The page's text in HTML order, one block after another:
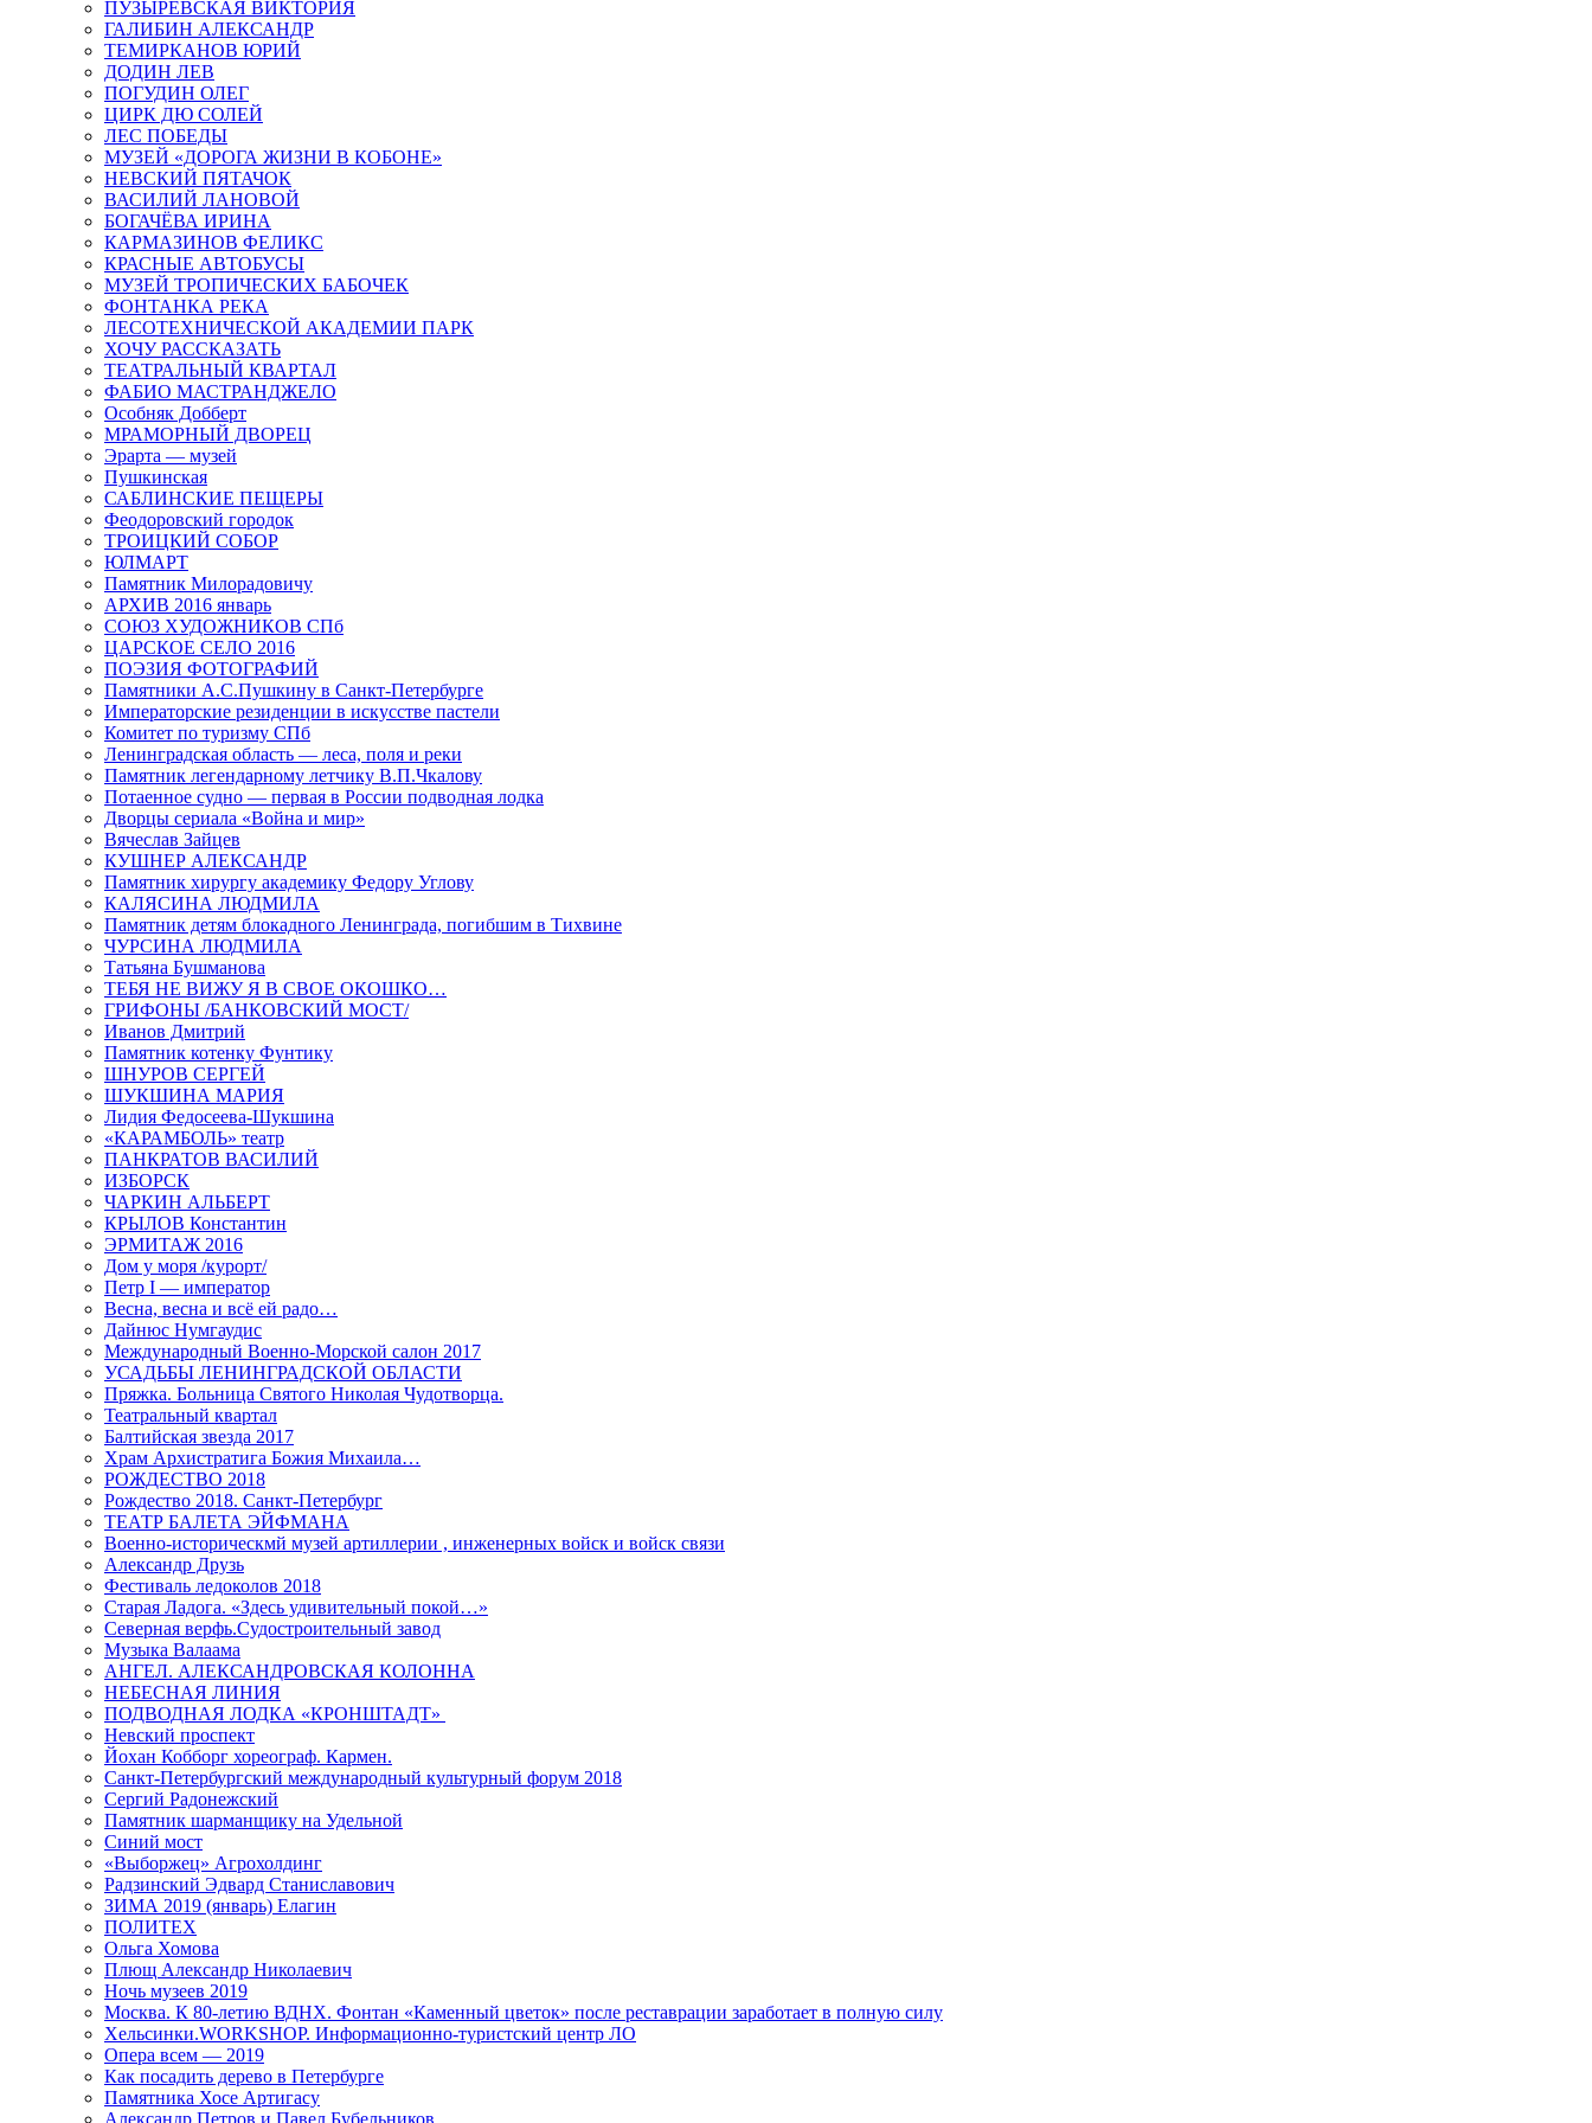
ПУЗЫРЕВСКАЯ ВИКТОРИЯ
ГАЛИБИН АЛЕКСАНДР
ТЕМИРКАНОВ ЮРИЙ
ДОДИН ЛЕВ
ПОГУДИН ОЛЕГ
ЦИРК ДЮ СОЛЕЙ
ЛЕС ПОБЕДЫ
МУЗЕЙ «ДОРОГА ЖИЗНИ В КОБОНЕ»
НЕВСКИЙ ПЯТАЧОК
ВАСИЛИЙ ЛАНОВОЙ
БОГАЧЁВА ИРИНА
КАРМАЗИНОВ ФЕЛИКС
КРАСНЫЕ АВТОБУСЫ
МУЗЕЙ ТРОПИЧЕСКИХ БАБОЧЕК
ФОНТАНКА РЕКА
ЛЕСОТЕХНИЧЕСКОЙ АКАДЕМИИ ПАРК
ХОЧУ РАССКАЗАТЬ
ТЕАТРАЛЬНЫЙ КВАРТАЛ
ФАБИО МАСТРАНДЖЕЛО
Особняк Добберт
МРАМОРНЫЙ ДВОРЕЦ
Эрарта — музей
Пушкинская
САБЛИНСКИЕ ПЕЩЕРЫ
Феодоровский городок
ТРОИЦКИЙ СОБОР
ЮЛМАРТ
Памятник Милорадовичу
АРХИВ 2016 январь
СОЮЗ ХУДОЖНИКОВ СПб
ЦАРСКОЕ СЕЛО 2016
ПОЭЗИЯ ФОТОГРАФИЙ
Памятники А.С.Пушкину в Санкт-Петербурге
Императорские резиденции в искусстве пастели
Комитет по туризму СПб
Ленинградская область — леса, поля и реки
Памятник легендарному летчику В.П.Чкалову
Потаенное судно — первая в России подводная лодка
Дворцы сериала «Война и мир»
Вячеслав Зайцев
КУШНЕР АЛЕКСАНДР
Памятник хирургу академику Федору Углову
КАЛЯСИНА ЛЮДМИЛА
Памятник детям блокадного Ленинграда, погибшим в Тихвине
ЧУРСИНА ЛЮДМИЛА
Татьяна Бушманова
ТЕБЯ НЕ ВИЖУ Я В СВОЕ ОКОШКО…
ГРИФОНЫ /БАНКОВСКИЙ МОСТ/
Иванов Дмитрий
Памятник котенку Фунтику
ШНУРОВ СЕРГЕЙ
ШУКШИНА МАРИЯ
Лидия Федосеева-Шукшина
«КАРАМБОЛЬ» театр
ПАНКРАТОВ ВАСИЛИЙ
ИЗБОРСК
ЧАРКИН АЛЬБЕРТ
КРЫЛОВ Константин
ЭРМИТАЖ 2016
Дом у моря /курорт/
Петр I — император
Весна, весна и всё ей радо…
Дайнюс Нумгаудис
Международный Военно-Морской салон 2017
УСАДЬБЫ ЛЕНИНГРАДСКОЙ ОБЛАСТИ
Пряжка. Больница Святого Николая Чудотворца.
Театральный квартал
Балтийская звезда 2017
Храм Архистратига Божия Михаила…
РОЖДЕСТВО 2018
Рождество 2018. Санкт-Петербург
ТЕАТР БАЛЕТА ЭЙФМАНА
Военно-историческмй музей артиллерии , инженерных войск и войск связи
Александр Друзь
Фестиваль ледоколов 2018
Старая Ладога. «Здесь удивительный покой…»
Северная верфь.Судостроительный завод
Музыка Валаама
АНГЕЛ. АЛЕКСАНДРОВСКАЯ КОЛОННА
НЕБЕСНАЯ ЛИНИЯ
ПОДВОДНАЯ ЛОДКА «КРОНШТАДТ»
Невский проспект
Йохан Кобборг хореограф. Кармен.
Санкт-Петербургский международный культурный форум 2018
Сергий Радонежский
Памятник шарманщику на Удельной
Синий мост
«Выборжец» Агрохолдинг
Радзинский Эдвард Станиславович
ЗИМА 2019 (январь) Елагин
ПОЛИТЕХ
Ольга Хомова
Плющ Александр Николаевич
Ночь музеев 2019
Москва. К 80-летию ВДНХ. Фонтан «Каменный цветок» после реставрации заработает в полную силу
Хельсинки.WORKSHOP. Информационно-туристский центр ЛО
Опера всем — 2019
Как посадить дерево в Петербурге
Памятника Хосе Артигасу
Александр Петров и Павел Бубельников